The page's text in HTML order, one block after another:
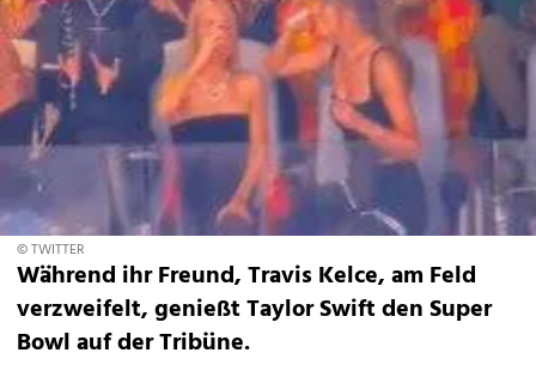
© TWITTER
Während ihr Freund, Travis Kelce, am Feld
verzweifelt, genießt Taylor Swift den Super
Bowl auf der Tribüne.